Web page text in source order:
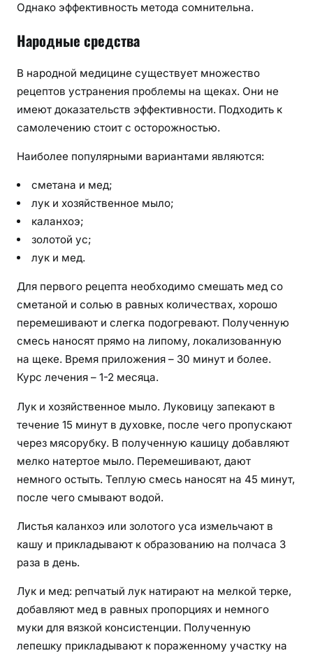
Однако эффективность метода сомнительна.
Народные средства
В народной медицине существует множество
рецептов устранения проблемы на щеках. Они не
имеют доказательств эффективности. Подходить к
самолечению стоит с осторожностью.
Наиболее популярными вариантами являются:
сметана и мед;
лук и хозяйственное мыло;
каланхоэ;
золотой ус;
лук и мед.
Для первого рецепта необходимо смешать мед со
сметаной и солью в равных количествах, хорошо
перемешивают и слегка подогревают. Полученную
смесь наносят прямо на липому, локализованную
на щеке. Время приложения – 30 минут и более.
Курс лечения – 1-2 месяца.
Лук и хозяйственное мыло. Луковицу запекают в
течение 15 минут в духовке, после чего пропускают
через мясорубку. В полученную кашицу добавляют
мелко натертое мыло. Перемешивают, дают
немного остыть. Теплую смесь наносят на 45 минут,
после чего смывают водой.
Листья каланхоэ или золотого уса измельчают в
кашу и прикладывают к образованию на полчаса 3
раза в день.
Лук и мед: репчатый лук натирают на мелкой терке,
добавляют мед в равных пропорциях и немного
муки для вязкой консистенции. Полученную
лепешку прикладывают к пораженному участку на